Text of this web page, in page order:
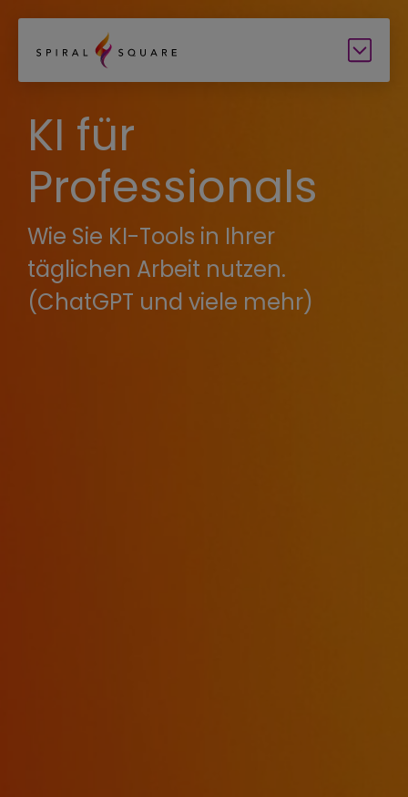
KI für
Professionals
Wie Sie KI-Tools in Ihrer
täglichen Arbeit nutzen.
(ChatGPT und viele mehr)